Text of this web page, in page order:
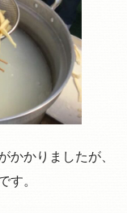
かかりましたが、
す。